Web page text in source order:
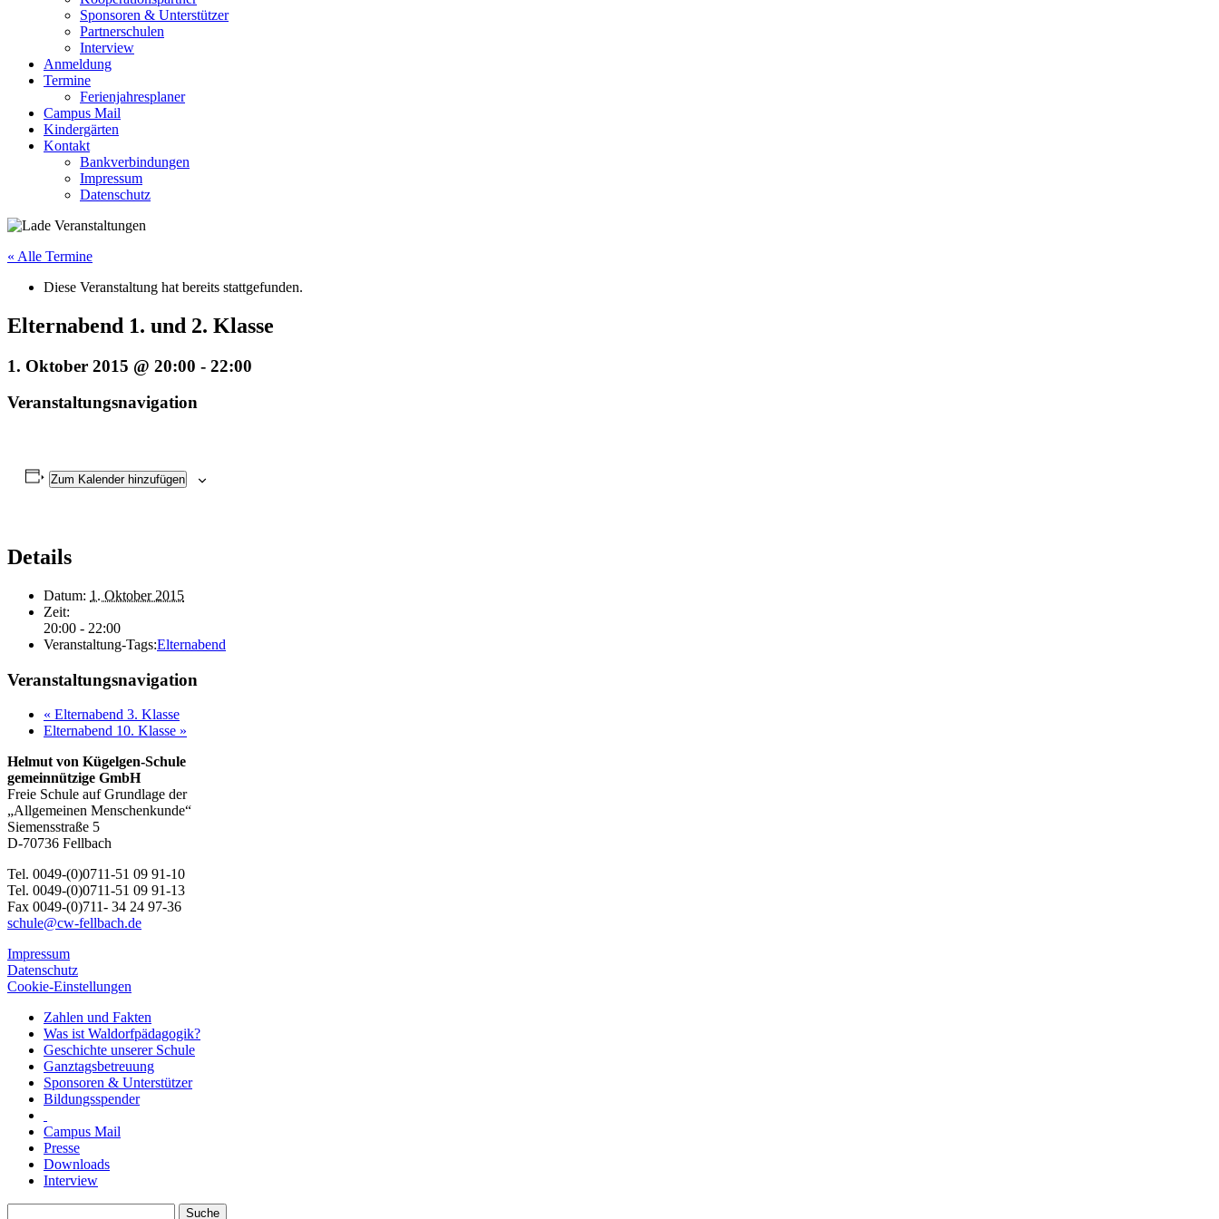
Sponsoren & Unterstützer
Partnerschulen
Interview
Anmeldung
Termine
Ferienjahresplaner
Campus Mail
Kindergärten
Kontakt
Bankverbindungen
Impressum
Datenschutz
« Alle Termine
Diese Veranstaltung hat bereits stattgefunden.
Elternabend 1. und 2. Klasse
1. Oktober 2015 @ 20:00 - 22:00
Veranstaltungsnavigation
Zum Kalender hinzufügen
Details
Datum: 1. Oktober 2015
Zeit:
20:00 - 22:00
Veranstaltung-Tags:Elternabend
Veranstaltungsnavigation
« Elternabend 3. Klasse
Elternabend 10. Klasse »
Helmut von Kügelgen-Schule
gemeinnützige GmbH
Freie Schule auf Grundlage der
„Allgemeinen Menschenkunde“
Siemensstraße 5
D-70736 Fellbach
Tel. 0049-(0)0711-51 09 91-10
Tel. 0049-(0)0711-51 09 91-13
Fax 0049-(0)711- 34 24 97-36
schule@cw-fellbach.de
Impressum
Datenschutz
Cookie-Einstellungen
Zahlen und Fakten
Was ist Waldorfpädagogik?
Geschichte unserer Schule
Ganztagsbetreuung
Sponsoren & Unterstützer
Bildungsspender
Campus Mail
Presse
Downloads
Interview